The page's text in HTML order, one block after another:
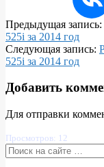
2016-
07-
17
Предыдущая запись:
525i за 2014 год
Следующая запись:
525i за 2014 год
Добавить
Для отправки
Просмотров: 12
Поиск